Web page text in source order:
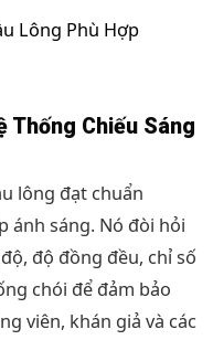
Lông Phù Hợp
Thống Chiếu Sáng
lông đạt chuẩn
ánh sáng. Nó đòi hỏi
độ đồng đều, chỉ số
chói để đảm bảo
viên, khán giả và các